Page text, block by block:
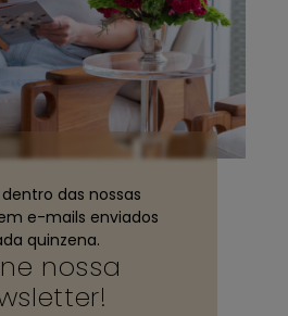
das nossas
e-mails enviados
quinzena.
nossa